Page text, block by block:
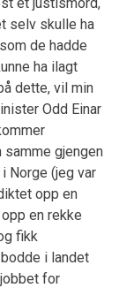
selv skulle ha
de hadde
ha ilagt
dette, vil min
Odd Einar
samme gjengen
Norge (jeg var
opp en
en rekke
fikk
i landet
for